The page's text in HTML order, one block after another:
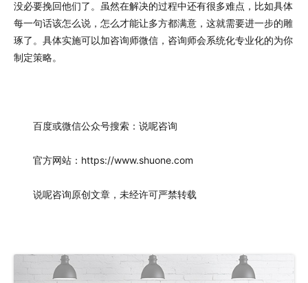
没必要挽回他们了。虽然在解决的过程中还有很多难点，比如具体
每一句话该怎么说，怎么才能让多方都满意，这就需要进一步的雕
琢了。具体实施可以加咨询师微信，咨询师会系统化专业化的为你
制定策略。
百度或微信公众号搜索：说呢咨询
官方网站：https://www.shuone.com
说呢咨询原创文章，未经许可严禁转载